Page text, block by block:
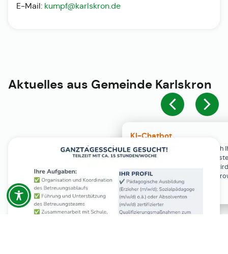
KI-Chatbot
Der KI-Chatbot steht erst nach
Einwilligung in den Cookie-
Verfügung. Der Chat-Verlauf
ausschließlich lokal in Ihrem
gespeichert.
E-Mail: kumpf@karlskron.de
Aktuelles aus Gemeinde Karlskron